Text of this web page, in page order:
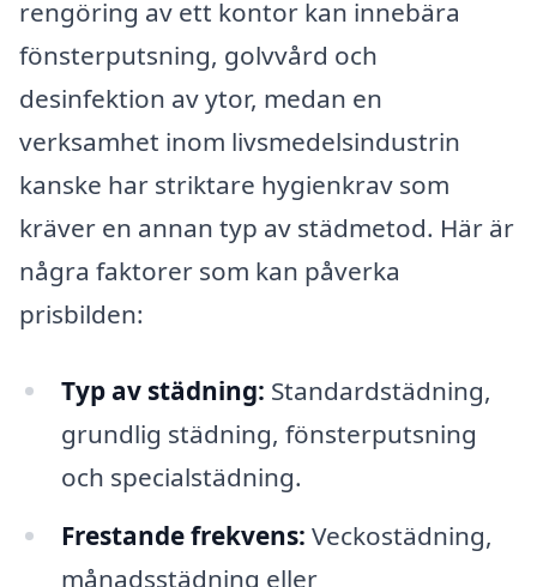
rengöring av ett kontor kan innebära
fönsterputsning, golvvård och
desinfektion av ytor, medan en
verksamhet inom livsmedelsindustrin
kanske har striktare hygienkrav som
kräver en annan typ av städmetod. Här är
några faktorer som kan påverka
prisbilden:
Typ av städning: Standardstädning,
grundlig städning, fönsterputsning
och specialstädning.
Frestande frekvens: Veckostädning,
månadsstädning eller